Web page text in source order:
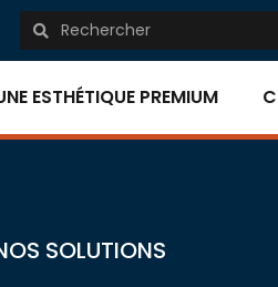
ESTHÉTIQUE PREMIUM
SOLUTIONS